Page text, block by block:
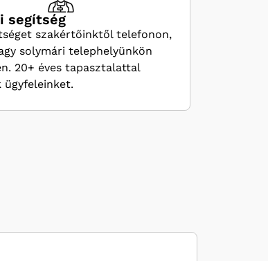
segítség
szakértőinktől telefonon,
solymári telephelyünkön
20+ éves tapasztalattal